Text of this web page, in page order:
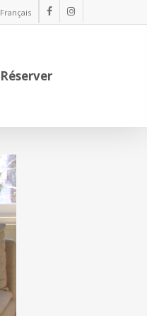
facebookinstagram
Français
Réserver